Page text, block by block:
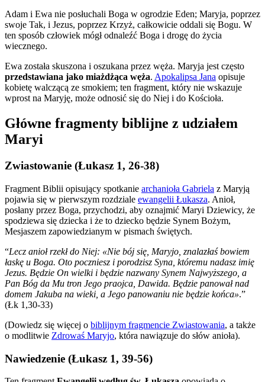
Adam i Ewa nie posłuchali Boga w ogrodzie Eden; Maryja, poprzez
swoje Tak, i Jezus, poprzez Krzyż, całkowicie oddali się Bogu. W
ten sposób człowiek mógł odnaleźć Boga i drogę do życia
wiecznego.
Ewa została skuszona i oszukana przez węża. Maryja jest często
przedstawiana jako miażdżąca węża. Apokalipsa Jana opisuje
kobietę walczącą ze smokiem; ten fragment, który nie wskazuje
wprost na Maryję, może odnosić się do Niej i do Kościoła.
Główne fragmenty biblijne z udziałem
Maryi
Zwiastowanie (Łukasz 1, 26-38)
Fragment Biblii opisujący spotkanie archanioła Gabriela z Maryją
pojawia się w pierwszym rozdziale ewangelii Łukasza. Anioł,
posłany przez Boga, przychodzi, aby oznajmić Maryi Dziewicy, że
spodziewa się dziecka i że to dziecko będzie Synem Bożym,
Mesjaszem zapowiedzianym w pismach świętych.
“Lecz anioł rzekł do Niej: «Nie bój się, Maryjo, znalazłaś bowiem
łaskę u Boga. Oto poczniesz i porodzisz Syna, któremu nadasz imię
Jezus. Będzie On wielki i będzie nazwany Synem Najwyższego, a
Pan Bóg da Mu tron Jego praojca, Dawida. Będzie panował nad
domem Jakuba na wieki, a Jego panowaniu nie będzie końca».”
(Łk 1,30-33)
(Dowiedz się więcej o biblijnym fragmencie Zwiastowania, a także
o modlitwie Zdrowaś Maryjo, która nawiązuje do słów anioła).
Nawiedzenie (Łukasz 1, 39-56)